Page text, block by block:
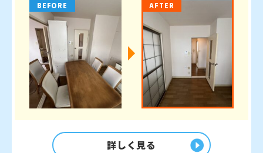
BEFORE AFTER
詳しく見る